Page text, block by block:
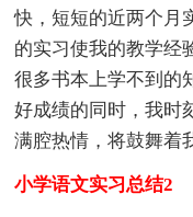
快，短短的近两个月
的实习使我的教学经
很多书本上学不到的
好成绩的同时，我时
满腔热情，将鼓舞着
小学语文实习总结2